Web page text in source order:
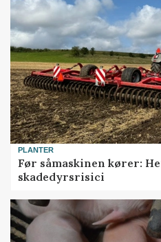
PLANTER
Før såmaskinen kører:
skadedyrsrisici